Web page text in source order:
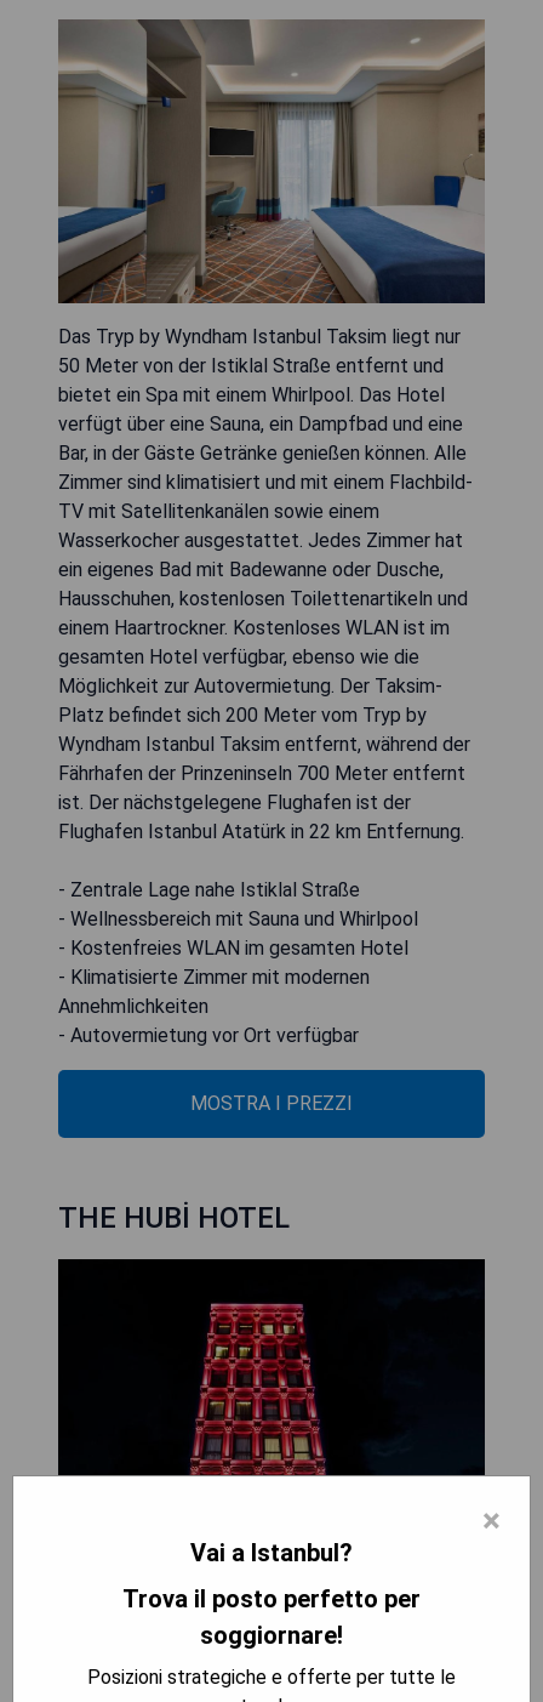
Das Tryp by Wyndham Istanbul Taksim liegt nur
50 Meter von der Istiklal Straße entfernt und
bietet ein Spa mit einem Whirlpool. Das Hotel
verfügt über eine Sauna, ein Dampfbad und eine
Bar, in der Gäste Getränke genießen können. Alle
Zimmer sind klimatisiert und mit einem Flachbild-
TV mit Satellitenkanälen sowie einem
Wasserkocher ausgestattet. Jedes Zimmer hat
ein eigenes Bad mit Badewanne oder Dusche,
Hausschuhen, kostenlosen Toilettenartikeln und
einem Haartrockner. Kostenloses WLAN ist im
gesamten Hotel verfügbar, ebenso wie die
Möglichkeit zur Autovermietung. Der Taksim-
Platz befindet sich 200 Meter vom Tryp by
Wyndham Istanbul Taksim entfernt, während der
Fährhafen der Prinzeninseln 700 Meter entfernt
ist. Der nächstgelegene Flughafen ist der
Flughafen Istanbul Atatürk in 22 km Entfernung.
- Zentrale Lage nahe Istiklal Straße
- Wellnessbereich mit Sauna und Whirlpool
- Kostenfreies WLAN im gesamten Hotel
- Klimatisierte Zimmer mit modernen
Annehmlichkeiten
- Autovermietung vor Ort verfügbar
MOSTRA I PREZZI
THE HUBİ HOTEL
×
Vai a Istanbul?
Trova il posto perfetto per
soggiornare!
Posizioni strategiche e offerte per tutte le